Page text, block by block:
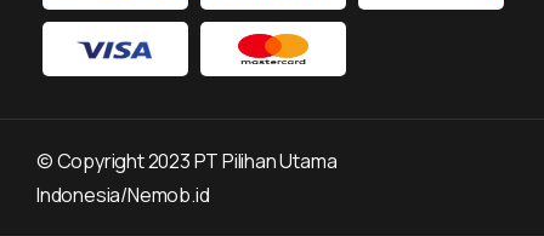
©Copyright 2023 PT Pilihan Utama
Indonesia/Nemob.id